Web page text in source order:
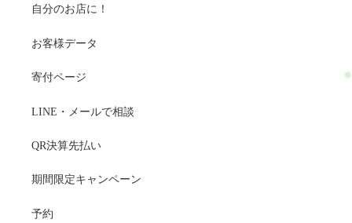
自分のお店に！
お客様データ
寄付ページ
LINE・メールで相談
QR決算先払い
期間限定キャンペーン
予約